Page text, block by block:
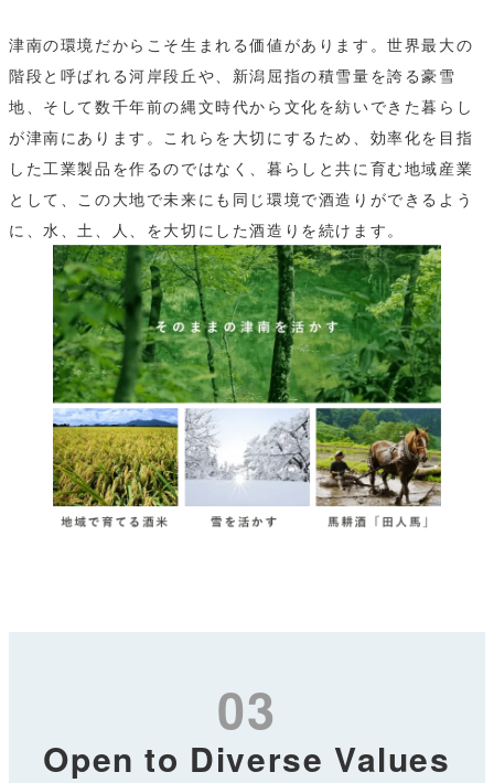
津南の環境だからこそ生まれる価値があります。世界最大の
階段と呼ばれる河岸段丘や、新潟屈指の積雪量を誇る豪雪
地、そして数千年前の縄文時代から文化を紡いできた暮らし
が津南にあります。これらを大切にするため、効率化を目指
した工業製品を作るのではなく、暮らしと共に育む地域産業
として、この大地で未来にも同じ環境で酒造りができるよう
に、水、土、人、を大切にした酒造りを続けます。
03
Open to Diverse Values